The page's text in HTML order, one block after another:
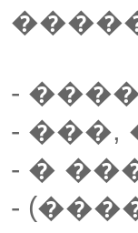
-
-
- �
-